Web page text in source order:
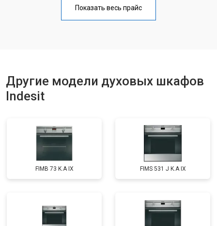
Показать весь прайс
Другие модели духовых шкафов
Indesit
FIMB 73 K.A IX FIMS 531 J K.A IX